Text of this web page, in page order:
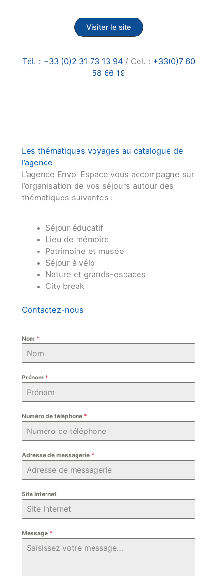
Visiter le site
Tél. : +33 (0)2 31 73 13 94 / Cel. : +33(0)7 60
58 66 19
Les thématiques voyages au catalogue de
l’agence
L’agence Envol Espace vous accompagne sur
l’organisation de vos séjours autour des
thématiques suivantes :
Séjour éducatif
Lieu de mémoire
Patrimoine et musée
Séjour à vélo
Nature et grands-espaces
City break
Contactez-nous
Nom *
Prénom *
Numéro de téléphone *
Adresse de messagerie *
Site Internet
Message *